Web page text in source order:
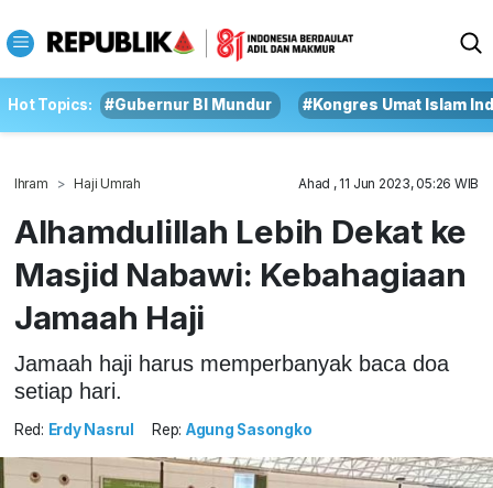
Hot Topics: #Gubernur BI Mundur #Kongres Umat Islam
Ihram Haji Umrah Ahad , 11 Jun 2023, 05:26 WIB
Alhamdulillah Lebih Dekat ke
Masjid Nabawi: Kebahagiaan
Jamaah Haji
Jamaah haji harus memperbanyak baca doa
setiap hari.
Red: Erdy Nasrul Rep: Agung Sasongko